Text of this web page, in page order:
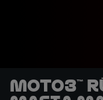
Moto3™